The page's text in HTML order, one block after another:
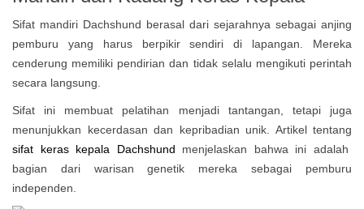
Sifat mandiri Dachshund berasal dari sejarahnya sebagai anjing
pemburu yang harus berpikir sendiri di lapangan. Mereka
cenderung memiliki pendirian dan tidak selalu mengikuti perintah
secara langsung.
Sifat ini membuat pelatihan menjadi tantangan, tetapi juga
menunjukkan kecerdasan dan kepribadian unik. Artikel tentang
sifat keras kepala Dachshund menjelaskan bahwa ini adalah
bagian dari warisan genetik mereka sebagai pemburu
independen.